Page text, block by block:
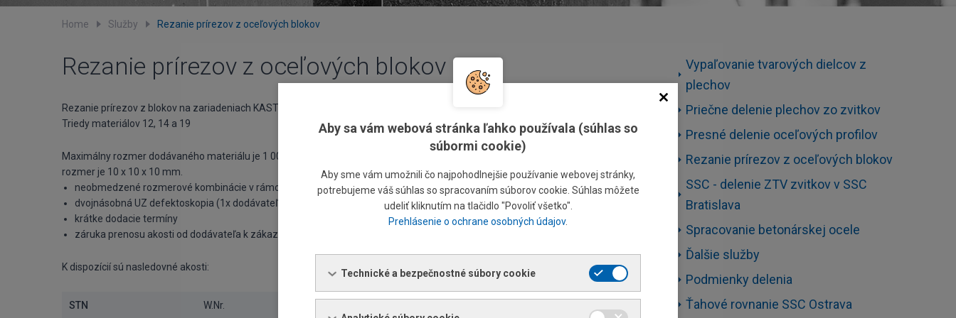
Home Služby Rezanie prírezov z oceľových blokov
Rezanie prírezov z oceľových blokov
Rezanie prírezov z blokov na zariadeniach KASTO
Triedy materiálov 12, 14 a 19
Maximálny rozmer dodávaného materiálu je 1 000 x 1 300 x 3 800 mm (do hmotnosti 16 000 kg), minimálny možný
rozmer je 10 x 10 x 10 mm.
neobmedzené rozmerové kombinácie v rámci min. a max. rozmerov
dvojnásobná UZ defektoskopia (1x dodávateľ, 1x nezávislá firma)
krátke dodacie termíny
záruka prenosu akosti od dodávateľa k zákazníkovi
K dispozícií sú nasledovné akosti:
STN W.Nr.
Vypaľovanie tvarových dielcov z
plechov
Priečne delenie plechov zo zvitkov
Presné delenie oceľových profilov
Rezanie prírezov z oceľových blokov
SSC - delenie ZTV zvitkov v SSC
Bratislava
Spracovanie betonárskej ocele
Ďalšie služby
Podmienky delenia
Ťahové rovnanie SSC Ostrava
Aby sa vám webová stránka ľahko používala (súhlas so
súbormi cookie)
Aby sme vám umožnili čo najpohodlnejšie používanie webovej stránky,
potrebujeme váš súhlas so spracovaním súborov cookie. Súhlas môžete
udeliť kliknutím na tlačidlo "Povoliť všetko".
Prehlásenie o ochrane osobných údajov.
Technické a bezpečnostné súbory cookie